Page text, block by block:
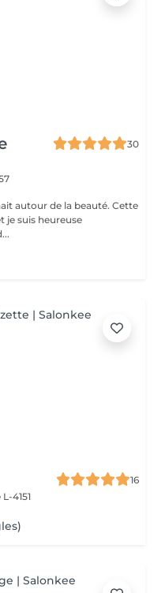
30
autour de la beauté. Cette
je suis heureuse
16
4151